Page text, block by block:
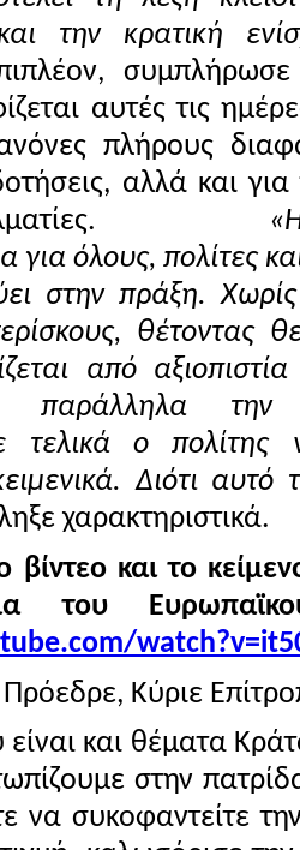
την κρατική
συμπλήρωσε
αυτές τις
πλήρους
αλλά και
για όλους, πολίτες
στην πράξη. Χωρίς
θέτοντας
από
παράλληλα
τελικά ο πολίτης
Διότι αυτό
χαρακτηριστικά.
βίντεο και το
του
Κύριε
και θέματα
στην
να συκοφαντείτε